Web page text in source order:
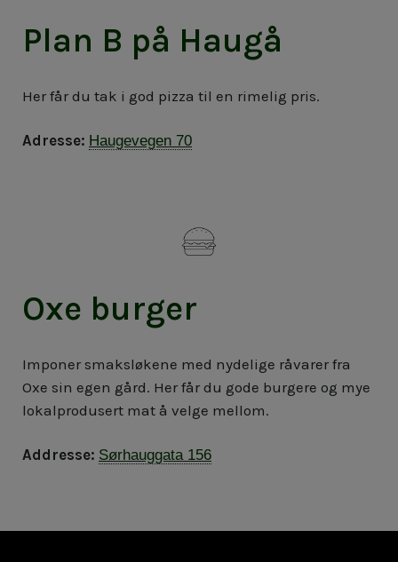
Plan B på Haugå
Her får du tak i god pizza til en rimelig pris.
Adresse: Haugevegen 70
Oxe burger
Imponer smaksløkene med nydelige råvarer fra
Oxe sin egen gård. Her får du gode burgere og mye
lokalprodusert mat å velge mellom.
Addresse: Sørhauggata 156